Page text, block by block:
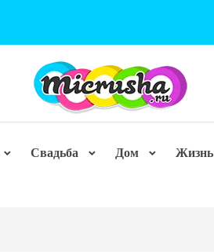
Свадьба Дом Жизнь